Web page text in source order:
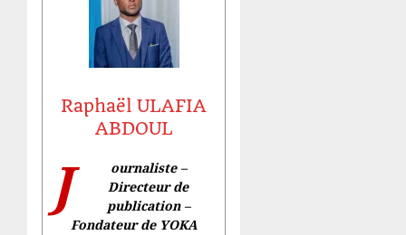
Raphaël ULAFIA
ABDOUL
J
ournaliste –
Directeur de
publication –
Fondateur de YOKA